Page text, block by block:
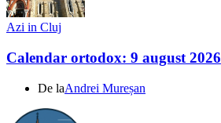
Azi in Cluj
Calendar ortodox: 9 august 2026
De laAndrei Mureșan